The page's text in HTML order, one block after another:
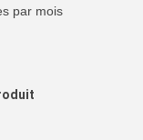
par mois